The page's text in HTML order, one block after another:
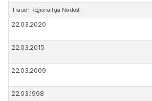
Frauen Regionalliga Nordost
22.03.2020
22.03.2015
22.03.2009
22.03.1998